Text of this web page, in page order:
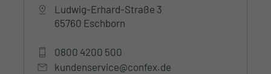
Ludwig-Erhard-Straße 3
65760 Eschborn
0800 4200 500
kundenservice@confex.de